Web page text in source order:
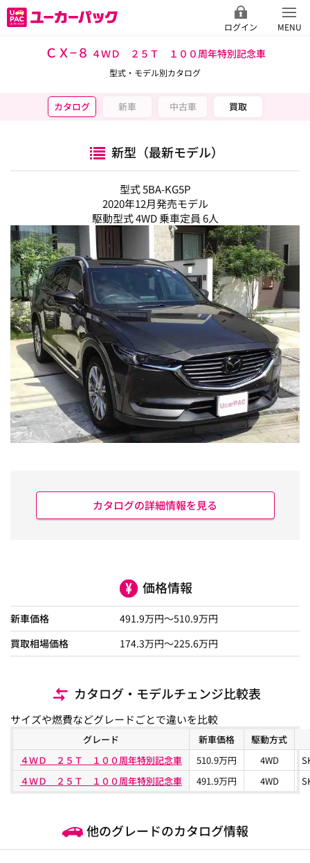
ログイン MENU
ＣＸ−８ ４ＷＤ ２５Ｔ １００周年特別記念車
型式・モデル別カタログ
カタログ 新車 中古車 買取
新型（最新モデル）
型式 5BA-KG5P
2020年12月発売モデル
駆動型式 4WD 乗車定員 6人
カタログの詳細情報を見る
価格情報
新車価格 491.9万円～510.9万円
買取相場価格
174.3万円〜225.6万円
カタログ・モデルチェンジ比較表
サイズや燃費などグレードごとで違いを比較
グレード 新車価格
駆動方式
４ＷＤ ２５Ｔ １００周年特別記念車
510.9万円 4WD
４ＷＤ ２５Ｔ １００周年特別記念車
491.9万円 4WD
他のグレードのカタログ情報